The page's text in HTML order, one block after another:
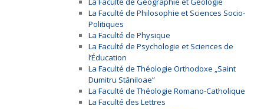
La Faculté de Philosophie et Sciences Socio-
Politiques
La Faculté de Physique
La Faculté de Psychologie et Sciences de
l’Éducation
La Faculté de Théologie Orthodoxe „Saint
Dumitru Stăniloae”
La Faculté de Théologie Romano-Catholique
La Faculté des Lettres